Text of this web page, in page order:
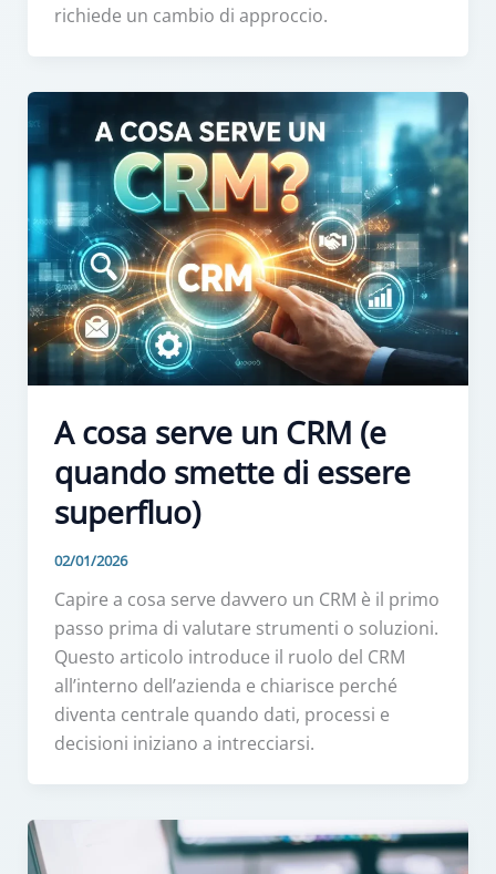
richiede un cambio di approccio.
A cosa serve un CRM (e
quando smette di essere
superfluo)
02/01/2026
Capire a cosa serve davvero un CRM è il primo
passo prima di valutare strumenti o soluzioni.
Questo articolo introduce il ruolo del CRM
all’interno dell’azienda e chiarisce perché
diventa centrale quando dati, processi e
decisioni iniziano a intrecciarsi.